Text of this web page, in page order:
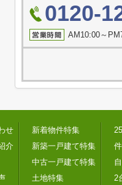
0120-
AM10:00～
せ
介
新着物件特集
新築一戸建て特集
中古一戸建て特集
土地特集
2